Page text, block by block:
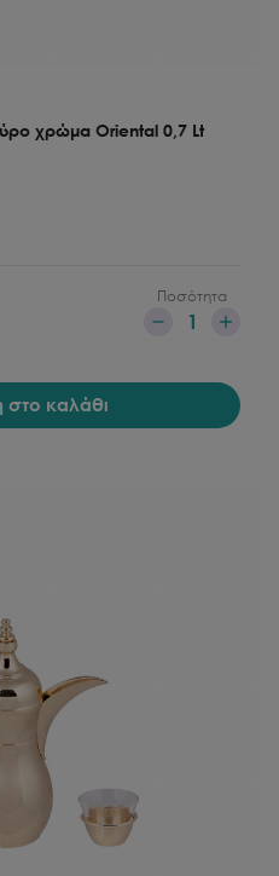
χρώμα Oriental 0,7 Lt
Ποσότητα
1
καλάθι